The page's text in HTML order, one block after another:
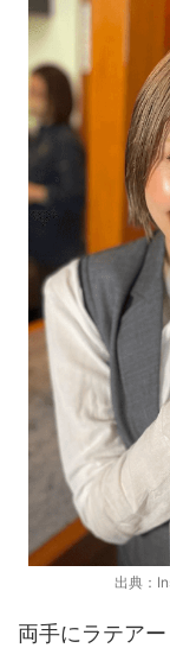
出典：
両手にラテア